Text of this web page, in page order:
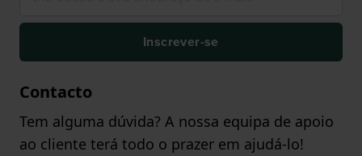
Inscrever-se
Contacto
Tem alguma dúvida? A nossa equipa de apoio
ao cliente terá todo o prazer em ajudá-lo!